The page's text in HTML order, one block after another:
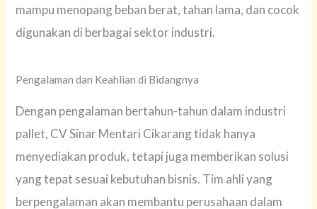
mampu menopang beban berat, tahan lama, dan cocok
digunakan di berbagai sektor industri.
Pengalaman dan Keahlian di Bidangnya
Dengan pengalaman bertahun-tahun dalam industri
pallet, CV Sinar Mentari Cikarang tidak hanya
menyediakan produk, tetapi juga memberikan solusi
yang tepat sesuai kebutuhan bisnis. Tim ahli yang
berpengalaman akan membantu perusahaan dalam